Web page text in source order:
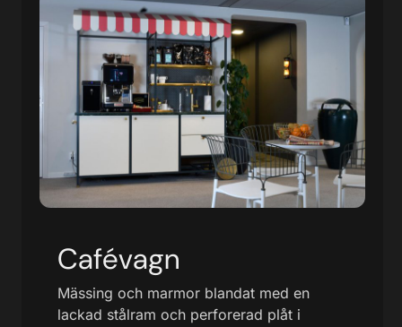
Cafévagn
Mässing och marmor blandat med en
lackad stålram och perforerad plåt i